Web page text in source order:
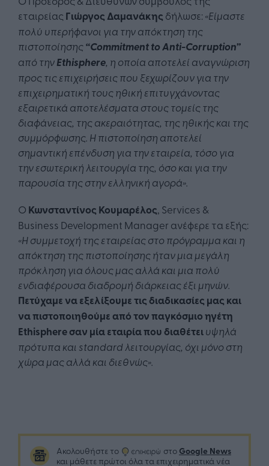
εταιρείας Γιώργος Δαμανάκης δήλωσε: «Είμαστε
πολύ υπερήφανοι για την απόκτηση της
πιστοποίησης“Commitment to Anti-Corruption”
από τηνEthisphere, η οποία αποτελεί αναγνώριση
προς τις επιχειρήσεις που ξεχωρίζουν για την
επιχειρηματική τους ηθική επιτυγχάνοντας
εξαιρετικά αποτελέσματα στους τομείς της
διαφάνειας, της ακεραιότητας, της ηθικής και της
συμμόρφωσης. Η πιστοποίηση αποτελεί
σημαντική επένδυση για την εταιρεία, τόσο για
την εσωτερική λειτουργία της, όσο και για την
παρουσία της στην ελληνική αγορά».
O Κωνσταντίνος Κουμαρέλος, Services &
Business Development Manager ανέφερε τα εξής:
«Η συμμετοχή της εταιρείας στο πρόγραμμα και η
απόκτηση της πιστοποίησης ήταν μια μεγάλη
πρόκληση για όλους μας αλλά και μια πολύ
ενδιαφέρουσα διαδρομή διάρκειας έξι μηνών.
Πετύχαμε να εξελίξουμε τις διαδικασίες μας και
να πιστοποιηθούμε από τον παγκόσμιο ηγέτη
Ethisphereσαν μία εταιρία που διαθέτειυψηλά
πρότυπα και standardλειτουργίας, όχι μόνο στη
χώρα μας αλλά και διεθνώς».
Ακολουθήστε το στο Google News
και μάθετε πρώτοι όλα τα επιχειρηματικά νέα